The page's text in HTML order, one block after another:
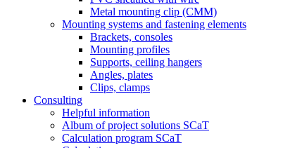
Metal mounting clip (CMM)
Mounting systems and fastening elements
Brackets, consoles
Mounting profiles
Supports, ceiling hangers
Angles, plates
Clips, clamps
Consulting
Helpful information
Album of project solutions SCaT
Calculation program SCaT